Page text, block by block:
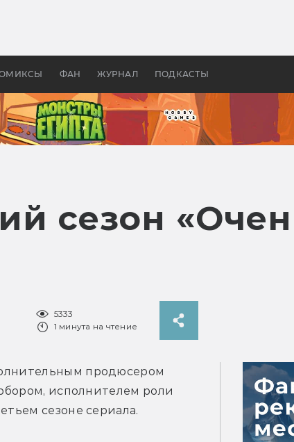
ФАН ЖУРНАЛ ПОДКАСТЫ
—
бы «Властелина колец»
сезон
5333
1 минута на чтение
продюсером
исполнителем роли
сезоне сериала.